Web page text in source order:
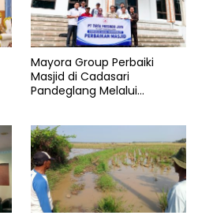
Mayora Group Perbaiki
Masjid di Cadasari
Pandeglang Melalui